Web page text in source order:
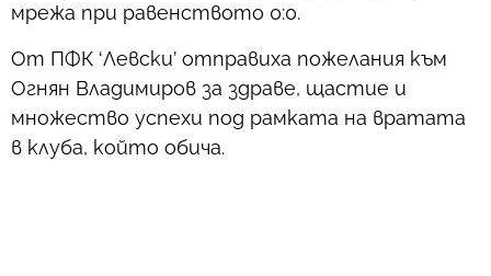
мрежа при равенството 0:0.
От ПФК ‘Левски’ отправиха пожелания към
Огнян Владимиров за здраве, щастие и
множество успехи под рамката на вратата
в клуба, който обича.